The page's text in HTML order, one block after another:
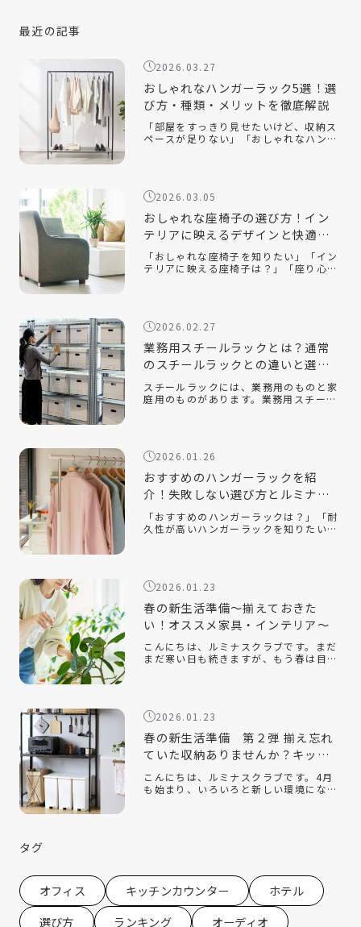
最近の記事
2026.03.27
おしゃれなハンガーラック5選！選
び方・種類・メリットを徹底解説
「部屋をすっきり見せたいけど、収納ス
ペースが足りない」「おしゃれなハンガ
間を […]
2026.03.05
おしゃれな座椅子の選び方！イン
テリアに映えるデザインと快適性
を両立するコツ
「おしゃれな座椅子を知りたい」「イン
テリアに映える座椅子は？」「座り心地
せる […]
2026.02.27
業務用スチールラックとは？通常
のスチールラックとの違いと選ぶ
ポイントを解説！
スチールラックには、業務用のものと家
庭用のものがあります。業務用スチール
選べ […]
2026.01.26
おすすめのハンガーラックを紹
介！失敗しない選び方とルミナス
クラブ人気モデルを解説
「おすすめのハンガーラックは？」「耐
久性が高いハンガーラックを知りたい」
ーゼッ […]
2026.01.23
春の新生活準備～揃えておきた
い！オススメ家具・インテリア～
こんにちは、ルミナスクラブです。まだ
まだ寒い日も続きますが、もう春は目の
の家 […]
2026.01.23
春の新生活準備 第２弾 揃え忘れ
ていた収納ありませんか？キッチ
ン収納編
こんにちは、ルミナスクラブです。4月
も始まり、いろいろと新しい環境にな
タグ
オフィス キッチンカウンター
ホテル
選び方
ランキング オーディオ